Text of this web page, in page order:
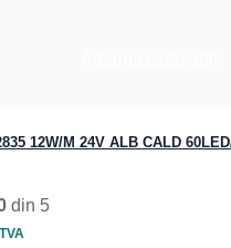
Industrial
liniare
etanse
12W/M 24V ALB CALD
din 5